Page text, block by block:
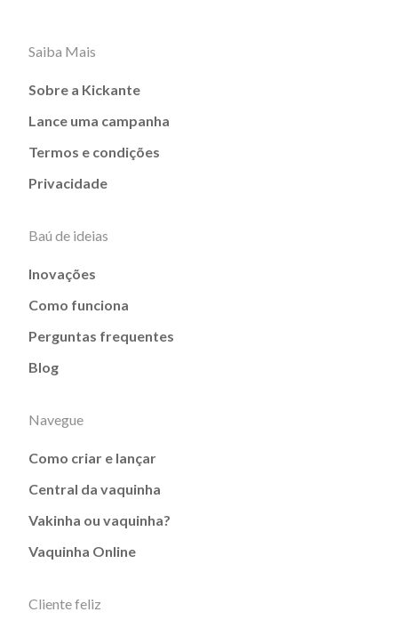
Saiba Mais
Sobre a Kickante
Lance uma campanha
Termos e condições
Privacidade
Baú de ideias
Inovações
Como funciona
Perguntas frequentes
Blog
Navegue
Como criar e lançar
Central da vaquinha
Vakinha ou vaquinha?
Vaquinha Online
Cliente feliz